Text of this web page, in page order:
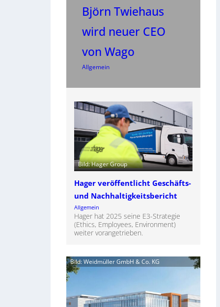
Björn Twiehaus
wird neuer CEO
von Wago
Allgemein
Bild: Hager Group
Hager veröffentlicht Geschäfts-
und Nachhaltigkeitsbericht
Allgemein
Hager hat 2025 seine E3-Strategie
(Ethics, Employees, Environment)
weiter vorangetrieben.
Bild: Weidmüller GmbH & Co. KG